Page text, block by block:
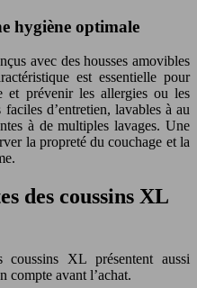
hygiène optimale
avec des housses amovibles
est essentielle pour
et prévenir les allergies ou les
d’entretien, lavables à au
à de multiples lavages. Une
la propreté du couchage et la
des coussins XL
XL présentent aussi
compte avant l’achat.